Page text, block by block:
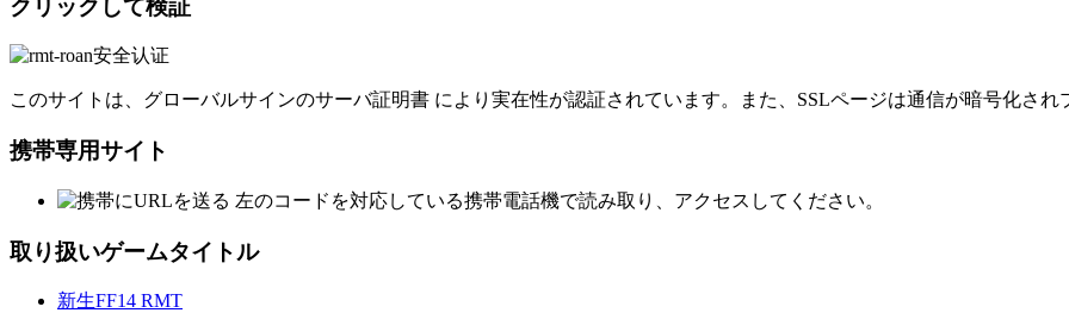
クリックして検証
このサイトは、グローバルサインのサーバ証明書 により実在性が認証されています。また、SSLページは通信が暗号化され
携帯専用サイト
左のコードを対応している携帯電話機で読み取り、アクセスしてください。
取り扱いゲームタイトル
新生FF14 RMT